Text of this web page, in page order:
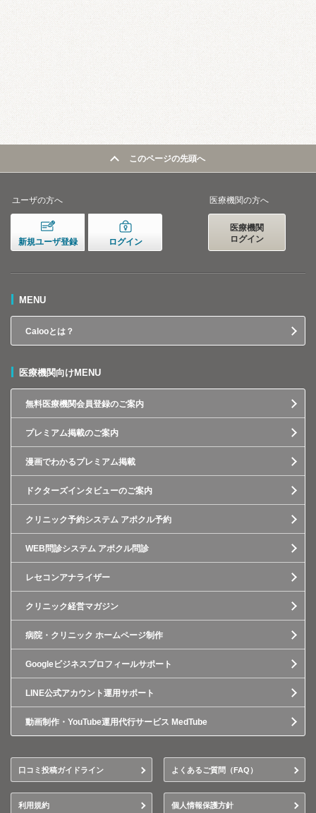
このページの先頭へ
ユーザの方へ
新規ユーザ登録 ログイン
医療機関の方へ
医療機関
ログイン
MENU
Calooとは？
医療機関向けMENU
無料医療機関会員登録のご案内
プレミアム掲載のご案内
漫画でわかるプレミアム掲載
ドクターズインタビューのご案内
クリニック予約システム アポクル予約
WEB問診システム アポクル問診
レセコンアナライザー
クリニック経営マガジン
病院・クリニック ホームページ制作
Googleビジネスプロフィールサポート
LINE公式アカウント運用サポート
動画制作・YouTube運用代行サービス MedTube
口コミ投稿ガイドライン よくあるご質問（FAQ）
利用規約 個人情報保護方針